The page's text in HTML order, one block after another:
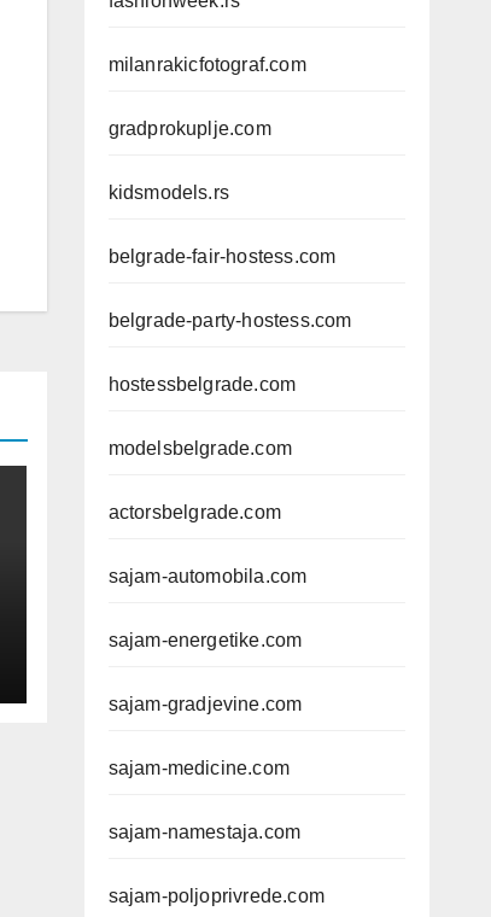
milanrakicfotograf.com
gradprokuplje.com
kidsmodels.rs
belgrade-fair-hostess.com
belgrade-party-hostess.com
hostessbelgrade.com
modelsbelgrade.com
actorsbelgrade.com
sajam-automobila.com
sajam-energetike.com
sajam-gradjevine.com
sajam-medicine.com
sajam-namestaja.com
sajam-poljoprivrede.com